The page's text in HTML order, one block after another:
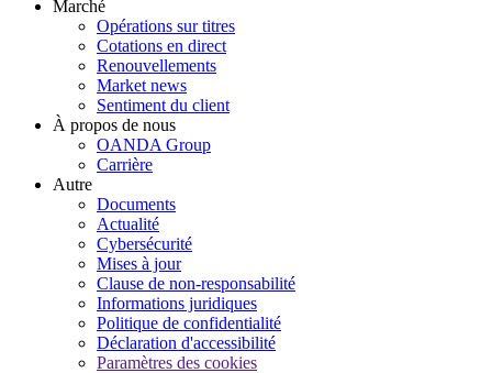
Marché
Opérations sur titres
Cotations en direct
Renouvellements
Market news
Sentiment du client
À propos de nous
OANDA Group
Carrière
Autre
Documents
Actualité
Cybersécurité
Mises à jour
Clause de non-responsabilité
Informations juridiques
Politique de confidentialité
Déclaration d'accessibilité
Paramètres des cookies